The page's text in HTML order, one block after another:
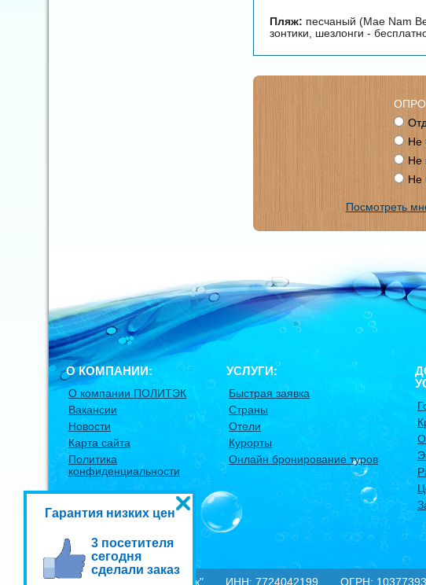
Пляж: песчаный (Mae Nam
зонтики, шезлонги -
Не
Не
Не
Посмотреть
О КОМПАНИИ:
О компании ПОЛИТЭК
Вакансии
Новости
Карта сайта
Политика
конфиденциальности
УСЛУГИ:
Быстрая заявка
Страны
Отели
Курорты
Онлайн бронирование туров
© 2009-2020 ООО "Политэк" ИНН: 7724042199 ОГРН:
Гарантия низких цен
3 посетителя
сегодня
сделали заказ